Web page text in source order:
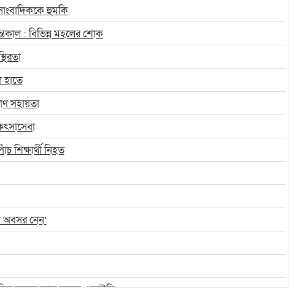
হুমকি
: বিভিন্ন মহলের শোক
হাতে
সহায়তা
শিক্ষার্থী নিহত
অবসর নেন’